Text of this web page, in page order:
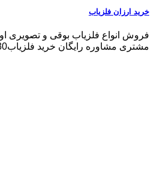
خرید ارزان فلزیاب
فروش انواع فلزیاب بوقی و تصویری
مشتری مشاوره رایگان خرید فلزیاب09102191330